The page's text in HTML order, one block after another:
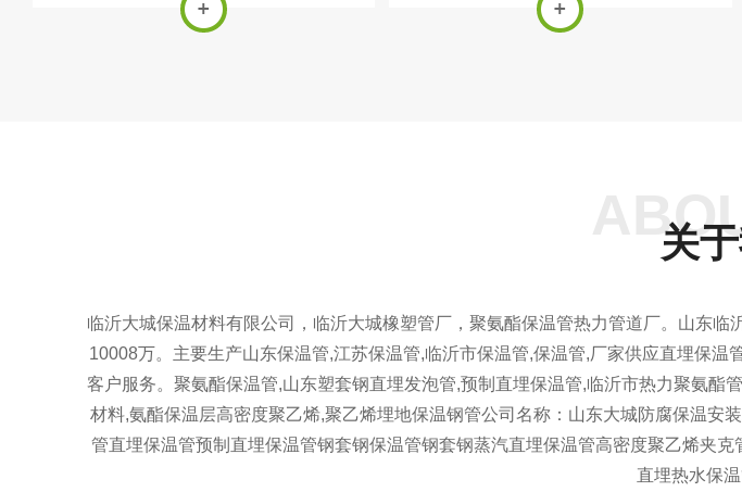
着很大的生产数额要求。对于聚氨酯保温管
的生产加工，需要针对具体用途与结构进行
额要求。对于保温管的生产加工，需要针对
具体用途与结构进行处理。对于有内管和外
关
临沂大城保温材料有限公司，临沂大城橡塑管厂，聚氨酯保温管热力管道厂。山东
10008万。主要生产山东保温管,江苏保温管,临沂市保温管,保温管,厂家供应直埋保
客户服务。聚氨酯保温管,山东塑套钢直埋发泡管,预制直埋保温管,临沂市热力聚氨
材料,氨酯保温层高密度聚乙烯,聚乙烯埋地保温钢管公司名称：山东大城防腐保温
管直埋保温管预制直埋保温管钢套钢保温管钢套钢蒸汽直埋保温管高密度聚乙烯夹
直埋热水保